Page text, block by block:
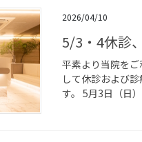
2026/04/10
5/3・4休診
平素より当院を
して休診および
す。 5月3日（日